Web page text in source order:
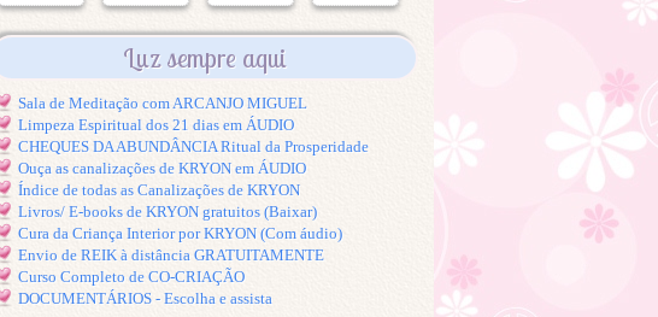
Luz sempre aqui
Sala de Meditação com ARCANJO MIGUEL
Limpeza Espiritual dos 21 dias em ÁUDIO
CHEQUES DA ABUNDÂNCIA Ritual da Prosperidade
Ouça as canalizações de KRYON em ÁUDIO
Índice de todas as Canalizações de KRYON
Livros/ E-books de KRYON gratuitos (Baixar)
Cura da Criança Interior por KRYON (Com áudio)
Envio de REIK à distância GRATUITAMENTE
Curso Completo de CO-CRIAÇÃO
DOCUMENTÁRIOS - Escolha e assista